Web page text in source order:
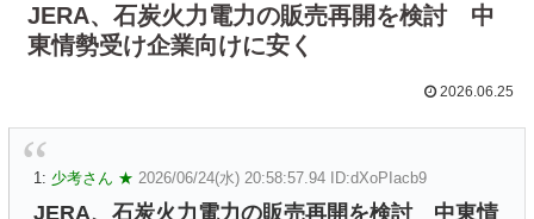
JERA、石炭火力電力の販売再開を検討 中
東情勢受け企業向けに安く
2026.06.25
1: 少考さん ★ 2026/06/24(水) 20:58:57.94 ID:dXoPIacb9
JERA、石炭火力電力の販売再開を検討 中東情